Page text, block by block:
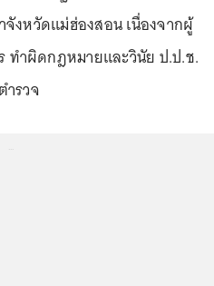
งหวัดแม่ฮ่องสอน เนื่องจากผู้
ทำผิดกฎหมายและวินัย ป.ป.ช.
รวจ